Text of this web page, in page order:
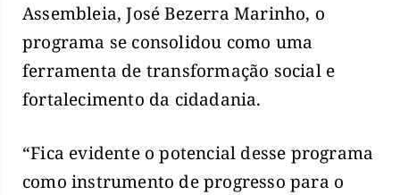
Assembleia, José Bezerra Marinho, o
programa se consolidou como uma
ferramenta de transformação social e
fortalecimento da cidadania.
“Fica evidente o potencial desse programa
como instrumento de progresso para o